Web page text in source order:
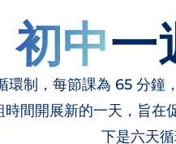
初中一
環制，每節課為 65 分鐘
間開展新的一天，旨在
下是六天循